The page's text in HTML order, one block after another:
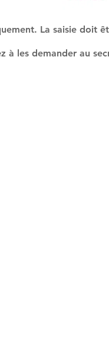
La saisie doit
à les demander au